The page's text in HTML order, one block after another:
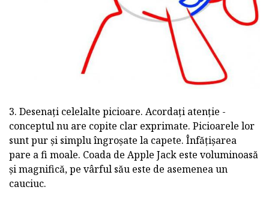
3. Desenați celelalte picioare. Acordați atenție -
conceptul nu are copite clar exprimate. Picioarele lor
sunt pur și simplu îngroșate la capete. Înfățișarea
pare a fi moale. Coada de Apple Jack este voluminoasă
și magnifică, pe vârful său este de asemenea un
cauciuc.